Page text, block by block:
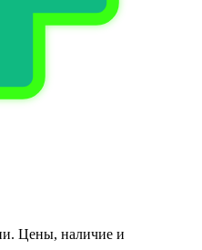
Цены, наличие и